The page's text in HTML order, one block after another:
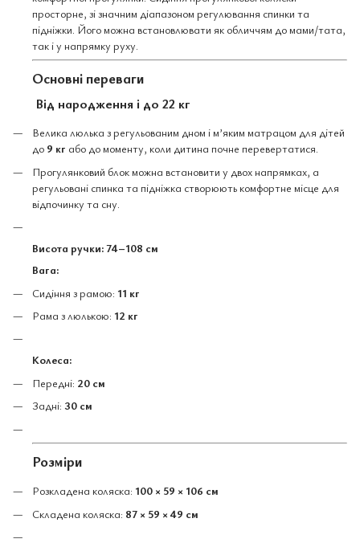
просторне, зі значним діапазоном регулювання спинки та
підніжки. Його можна встановлювати як обличчям до мами/тата,
так і у напрямку руху.
Основні переваги
Від народження і до 22 кг
Велика люлька з регульованим дном і м’яким матрацом для дітей
до 9 кг або до моменту, коли дитина почне перевертатися.
Прогулянковий блок можна встановити у двох напрямках, а
регульовані спинка та підніжка створюють комфортне місце для
відпочинку та сну.
Висота ручки:74–108 см
Вага:
Сидіння з рамою: 11 кг
Рама з люлькою: 12 кг
Колеса:
Передні: 20 см
Задні: 30 см
Розміри
Розкладена коляска: 100 × 59 × 106 см
Складена коляска: 87 × 59 × 49 см